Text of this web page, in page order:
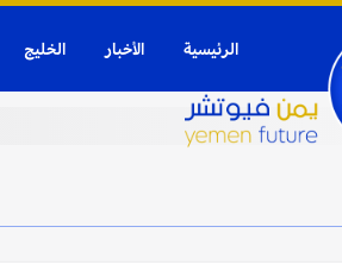
الرئيسية الأخبار الخليج